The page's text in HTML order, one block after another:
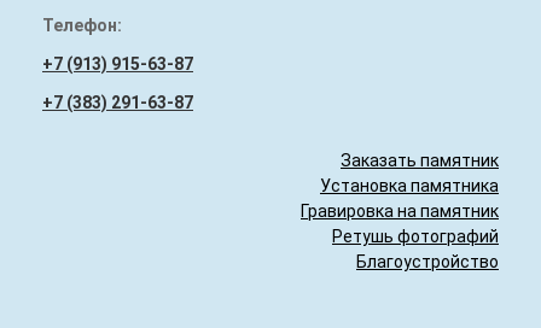
Телефон:
+7 (913) 915-63-87
+7 (383) 291-63-87
Заказать памятник
Установка памятника
Гравировка на памятник
Ретушь фотографий
Благоустройство